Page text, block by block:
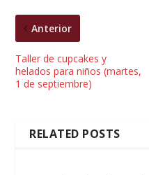
Anterior
Taller de cupcakes y
helados para niños (martes,
1 de septiembre)
RELATED POSTS